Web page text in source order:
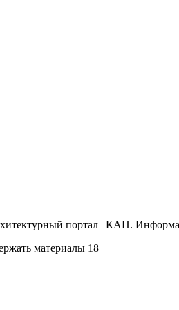
портал | КАП.
материалы 18+